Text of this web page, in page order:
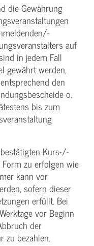
die Gewährung
auf
in jedem Fall
gewährt werden,
den
o.
bis zum
Kurs-/­
zu erfolgen wie
kann vor
sofern dieser
erfüllt. Bei
vor Beginn
der
zu bezahlen.